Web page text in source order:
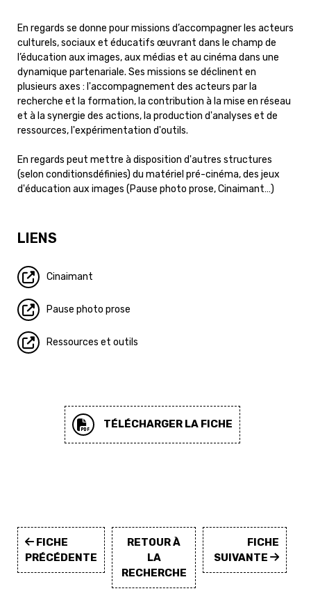
En regards se donne pour missions d’accompagner les acteurs
culturels, sociaux et éducatifs œuvrant dans le champ de
l’éducation aux images, aux médias et au cinéma dans une
dynamique partenariale. Ses missions se déclinent en
plusieurs axes : l'accompagnement des acteurs par la
recherche et la formation, la contribution à la mise en réseau
et à la synergie des actions, la production d'analyses et de
ressources, l'expérimentation d'outils.
En regards peut mettre à disposition d'autres structures
(selon conditionsdéfinies) du matériel pré-cinéma, des jeux
d'éducation aux images (Pause photo prose, Cinaimant…)
LIENS
Cinaimant
Pause photo prose
Ressources et outils
TÉLÉCHARGER LA FICHE
FICHE
PRÉCÉDENTE
RETOUR À
LA
RECHERCHE
FICHE
SUIVANTE